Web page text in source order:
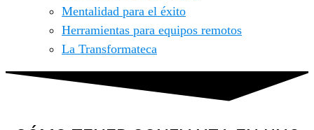
Mentalidad para el éxito
Herramientas para equipos remotos
La Transformateca